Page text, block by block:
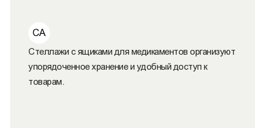
СА
Стеллажи с ящиками для медикаментов организуют
упорядоченное хранение и удобный доступ к
товарам.